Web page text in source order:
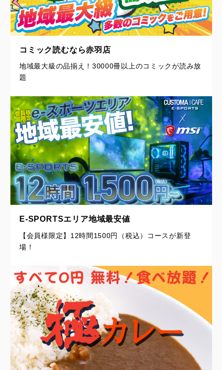
コミック読むなら赤羽店
地域最大級の品揃え！30000冊以上のコミックが読み放
題
E-SPORTSエリア地域最安値
【会員様限定】12時間1500円（税込）コースが新登
場！